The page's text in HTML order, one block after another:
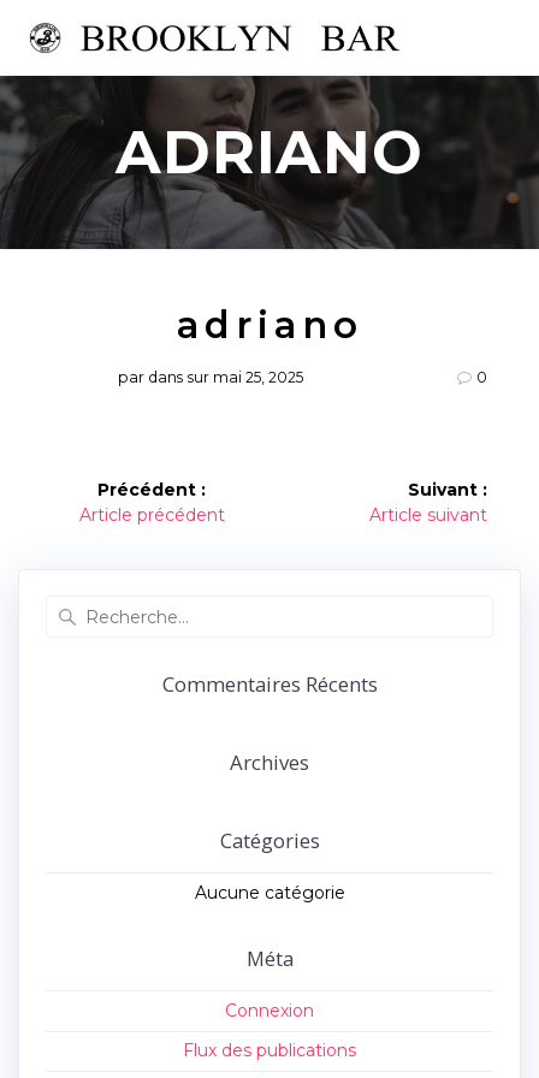
au
ADRIANO
adriano
par dans sur mai 25, 2025 0
Navigation
Précédent :
Article
Article précédent
Suivant :
Article
Article suivant
Commentaires Récents
Archives
Catégories
Aucune catégorie
Méta
Connexion
Flux des publications